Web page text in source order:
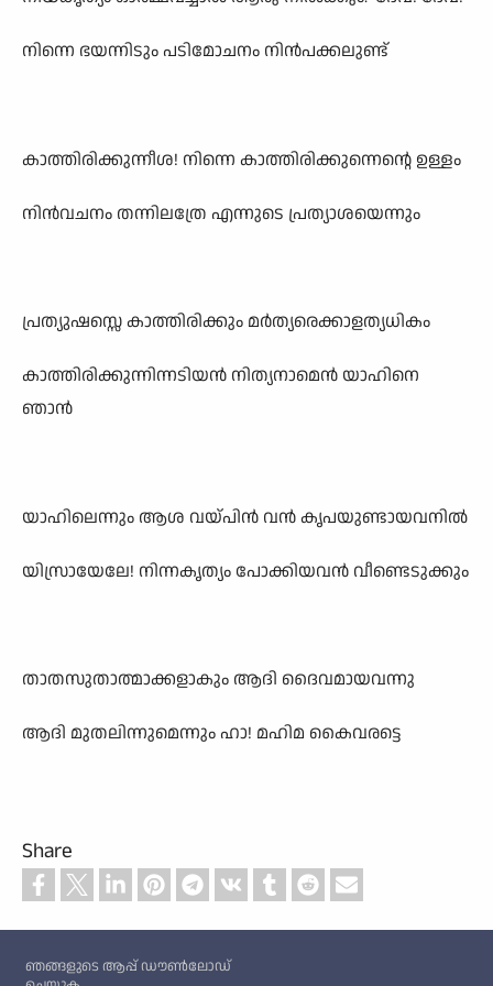
നിന്നെ ഭയന്നിടും പടിമോചനം നിൻപക്കലുണ്ട്
കാത്തിരിക്കുന്നീശ! നിന്നെ കാത്തിരിക്കുന്നെന്റെ ഉള്ളം
നിൻവചനം തന്നിലത്രേ എന്നുടെ പ്രത്യാശയെന്നും
പ്രത്യുഷസ്സെ കാത്തിരിക്കും മർത്യരെക്കാളത്യധികം
കാത്തിരിക്കുന്നിന്നടിയൻ നിത്യനാമെൻ യാഹിനെ
ഞാൻ
യാഹിലെന്നും ആശ വയ്പിൻ വൻ കൃപയുണ്ടായവനിൽ
യിസ്രായേലേ! നിന്നകൃത്യം പോക്കിയവൻ വീണ്ടെടുക്കും
താതസുതാത്മാക്കളാകും ആദി ദൈവമായവന്നു
ആദി മുതലിന്നുമെന്നും ഹാ! മഹിമ കൈവരട്ടെ
Share
ഞങ്ങളുടെ ആപ്പ് ഡൗൺലോഡ്